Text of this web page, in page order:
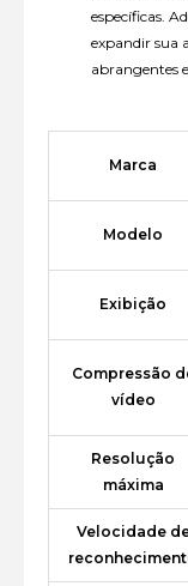
específicas.
expandir sua
abrangentes
Marca
Modelo
Exibição
Compressão
vídeo
Resolução
máxima
Velocidade